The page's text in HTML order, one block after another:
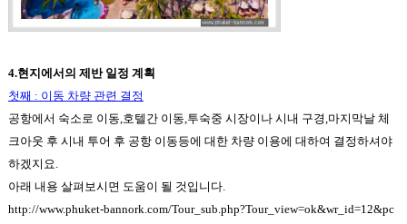
4.현지에서의 제반 일정 계획
첫째 : 이동 차량 관련 결정
공항에서 숙소로 이동,호텔간 이동,투숙중 시장이나 시내 구경,마지막날 체
크아웃 후 시내 투어 후 공항 이동등에 대한 차량 이용에 대하여 결정하셔야
하겠지요.
아래 내용 살펴보시면 도움이 될 것입니다.
http://www.phuket-bannork.com/Tour_sub.php?Tour_view=ok&wr_id=12&pc